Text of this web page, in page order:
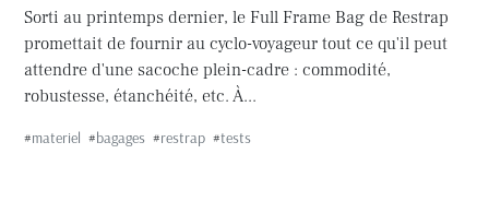
Sorti au printemps dernier, le Full Frame Bag de Restrap
promettait de fournir au cyclo-voyageur tout ce qu'il peut
attendre d'une sacoche plein-cadre : commodité,
robustesse, étanchéité, etc. À...
#materiel #bagages #restrap #tests